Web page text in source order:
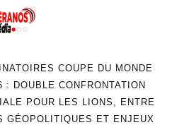
COUPE DU MONDE
: DOUBLE CONFRONTATION
POUR LES LIONS, ENTRE
GÉOPOLITIQUES ET ENJEUX